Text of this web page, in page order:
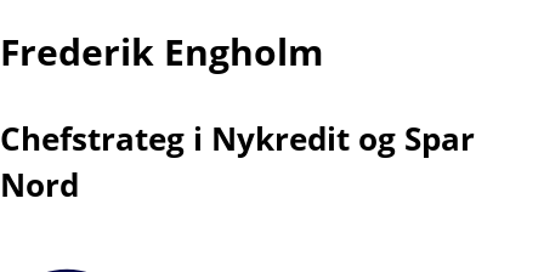
Frederik Engholm
Chefstrateg i Nykredit og Spar
Nord